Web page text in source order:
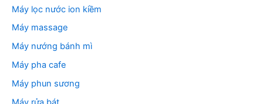
Máy lọc nước ion kiềm
Máy massage
Máy nướng bánh mì
Máy pha cafe
Máy phun sương